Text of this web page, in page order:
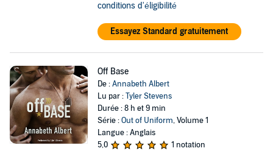
conditions d'éligibilité
Essayez Standard gratuitement
Off Base
De :Annabeth Albert
Lu par :Tyler Stevens
Durée : 8 h et 9 min
Série :Out of Uniform, Volume 1
Langue : Anglais
5,0
1 notation